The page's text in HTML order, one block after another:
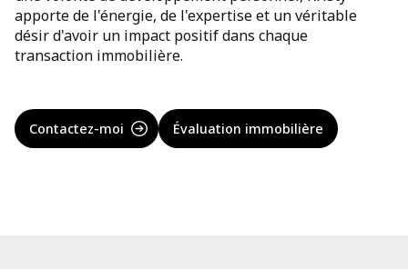
apporte de l'énergie, de l'expertise et un véritable
désir d'avoir un impact positif dans chaque
transaction immobilière.
Contactez-moi Évaluation immobilière